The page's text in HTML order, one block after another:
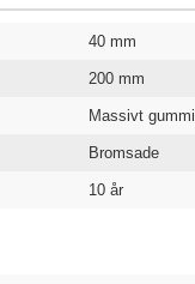
40 mm
200 mm
Massivt gummi
Bromsade
10 år